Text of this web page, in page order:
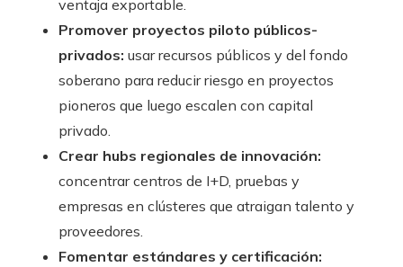
ventaja exportable.
Promover proyectos piloto públicos-
privados: usar recursos públicos y del fondo
soberano para reducir riesgo en proyectos
pioneros que luego escalen con capital
privado.
Crear hubs regionales de innovación:
concentrar centros de I+D, pruebas y
empresas en clústeres que atraigan talento y
proveedores.
Fomentar estándares y certificación: